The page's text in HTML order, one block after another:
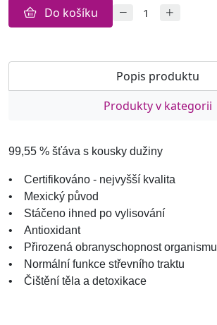
Do košíku
Popis produktu
Produkty v kategorii
99,55 % šťáva s kousky dužiny
• Certifikováno - nejvyšší kvalita
• Mexický původ
• Stáčeno ihned po vylisování
• Antioxidant
• Přirozená obranyschopnost organismu
• Normální funkce střevního traktu
• Čištění těla a detoxikace